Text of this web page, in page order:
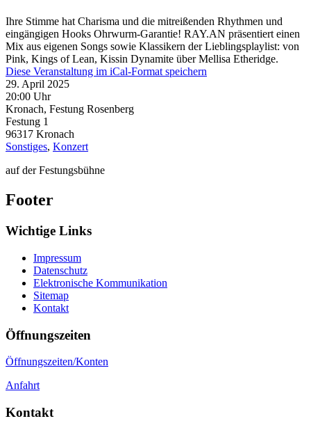
Ihre Stimme hat Charisma und die mitreißenden Rhythmen und
eingängigen Hooks Ohrwurm-Garantie! RAY.AN präsentiert einen
Mix aus eigenen Songs sowie Klassikern der Lieblingsplaylist: von
Pink, Kings of Lean, Kissin Dynamite über Mellisa Etheridge.
Diese Veranstaltung im iCal-Format speichern
29. April 2025
20:00 Uhr
Kronach, Festung Rosenberg
Festung 1
96317 Kronach
Sonstiges, Konzert
auf der Festungsbühne
Footer
Wichtige Links
Impressum
Datenschutz
Elektronische Kommunikation
Sitemap
Kontakt
Öffnungszeiten
Öffnungszeiten/Konten
Anfahrt
Kontakt